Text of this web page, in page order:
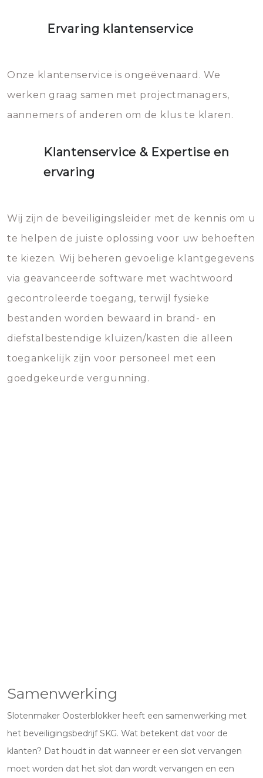
Ervaring klantenservice
Onze klantenservice is ongeëvenaard. We
werken graag samen met projectmanagers,
aannemers of anderen om de klus te klaren.
Klantenservice & Expertise en
ervaring
Wij zijn de beveiligingsleider met de kennis om u
te helpen de juiste oplossing voor uw behoeften
te kiezen. Wij beheren gevoelige klantgegevens
via geavanceerde software met wachtwoord
gecontroleerde toegang, terwijl fysieke
bestanden worden bewaard in brand- en
diefstalbestendige kluizen/kasten die alleen
toegankelijk zijn voor personeel met een
goedgekeurde vergunning.
Samenwerking
Slotenmaker Oosterblokker heeft een samenwerking met
het beveiligingsbedrijf SKG. Wat betekent dat voor de
klanten? Dat houdt in dat wanneer er een slot vervangen
moet worden dat het slot dan wordt vervangen en een